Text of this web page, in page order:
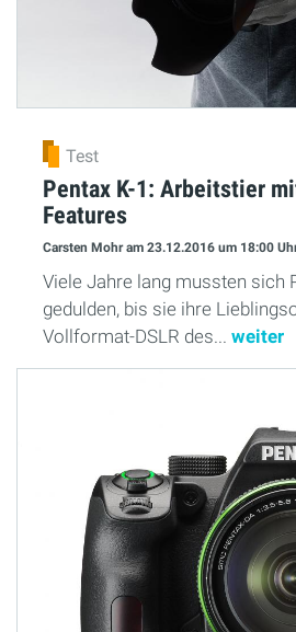
Test
Pentax K-1: Arbeitstier
Features
Carsten Mohram 23.12.2016 um 18:00
Viele Jahre lang mussten sich
gedulden, bis sie ihre
Vollformat-DSLR des... weiter